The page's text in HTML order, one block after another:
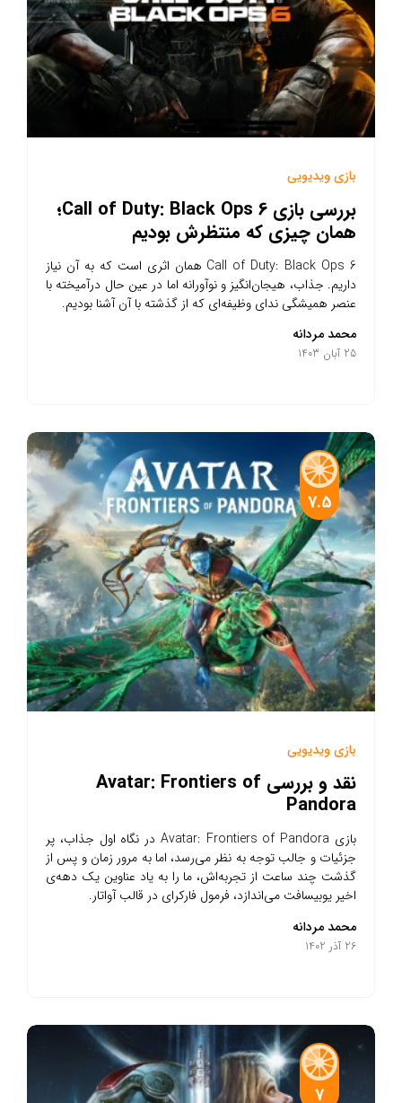
بازی ویدیویی
بررسی بازی Call of Duty: Black Ops 6؛
همان چیزی که منتظرش بودیم
Call of Duty: Black Ops 6 همان اثری است که به آن نیاز
داریم. جذاب، هیجان‌انگیز و نوآورانه اما در عین حال درآمیخته با
عنصر همیشگی ندای وظیفه‌ای که از گذشته با آن آشنا بودیم.
محمد مردانه
25 آبان 1403
7.5
بازی ویدیویی
نقد و بررسی Avatar: Frontiers of
Pandora
بازی Avatar: Frontiers of Pandora در نگاه اول جذاب، پر
جزئیات و جالب توجه به نظر می‌رسد، اما به مرور زمان و پس از
گذشت چند ساعت از تجربه‌اش، ما را به یاد عناوین یک دهه‌ی
اخیر یوبیسافت می‌اندازد، فرمول فارکرای در قالب آواتار.
محمد مردانه
26 آذر 1402
7